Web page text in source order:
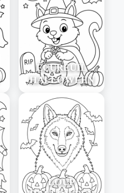
ÉCUREUIL
HALLOWEEN
LOUP